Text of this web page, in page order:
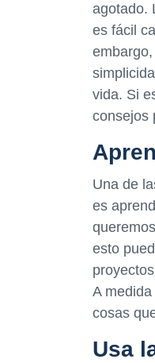
agotado.
es fácil
vida. Si
consejos
Una de
es
esto
A
cosas
Usa